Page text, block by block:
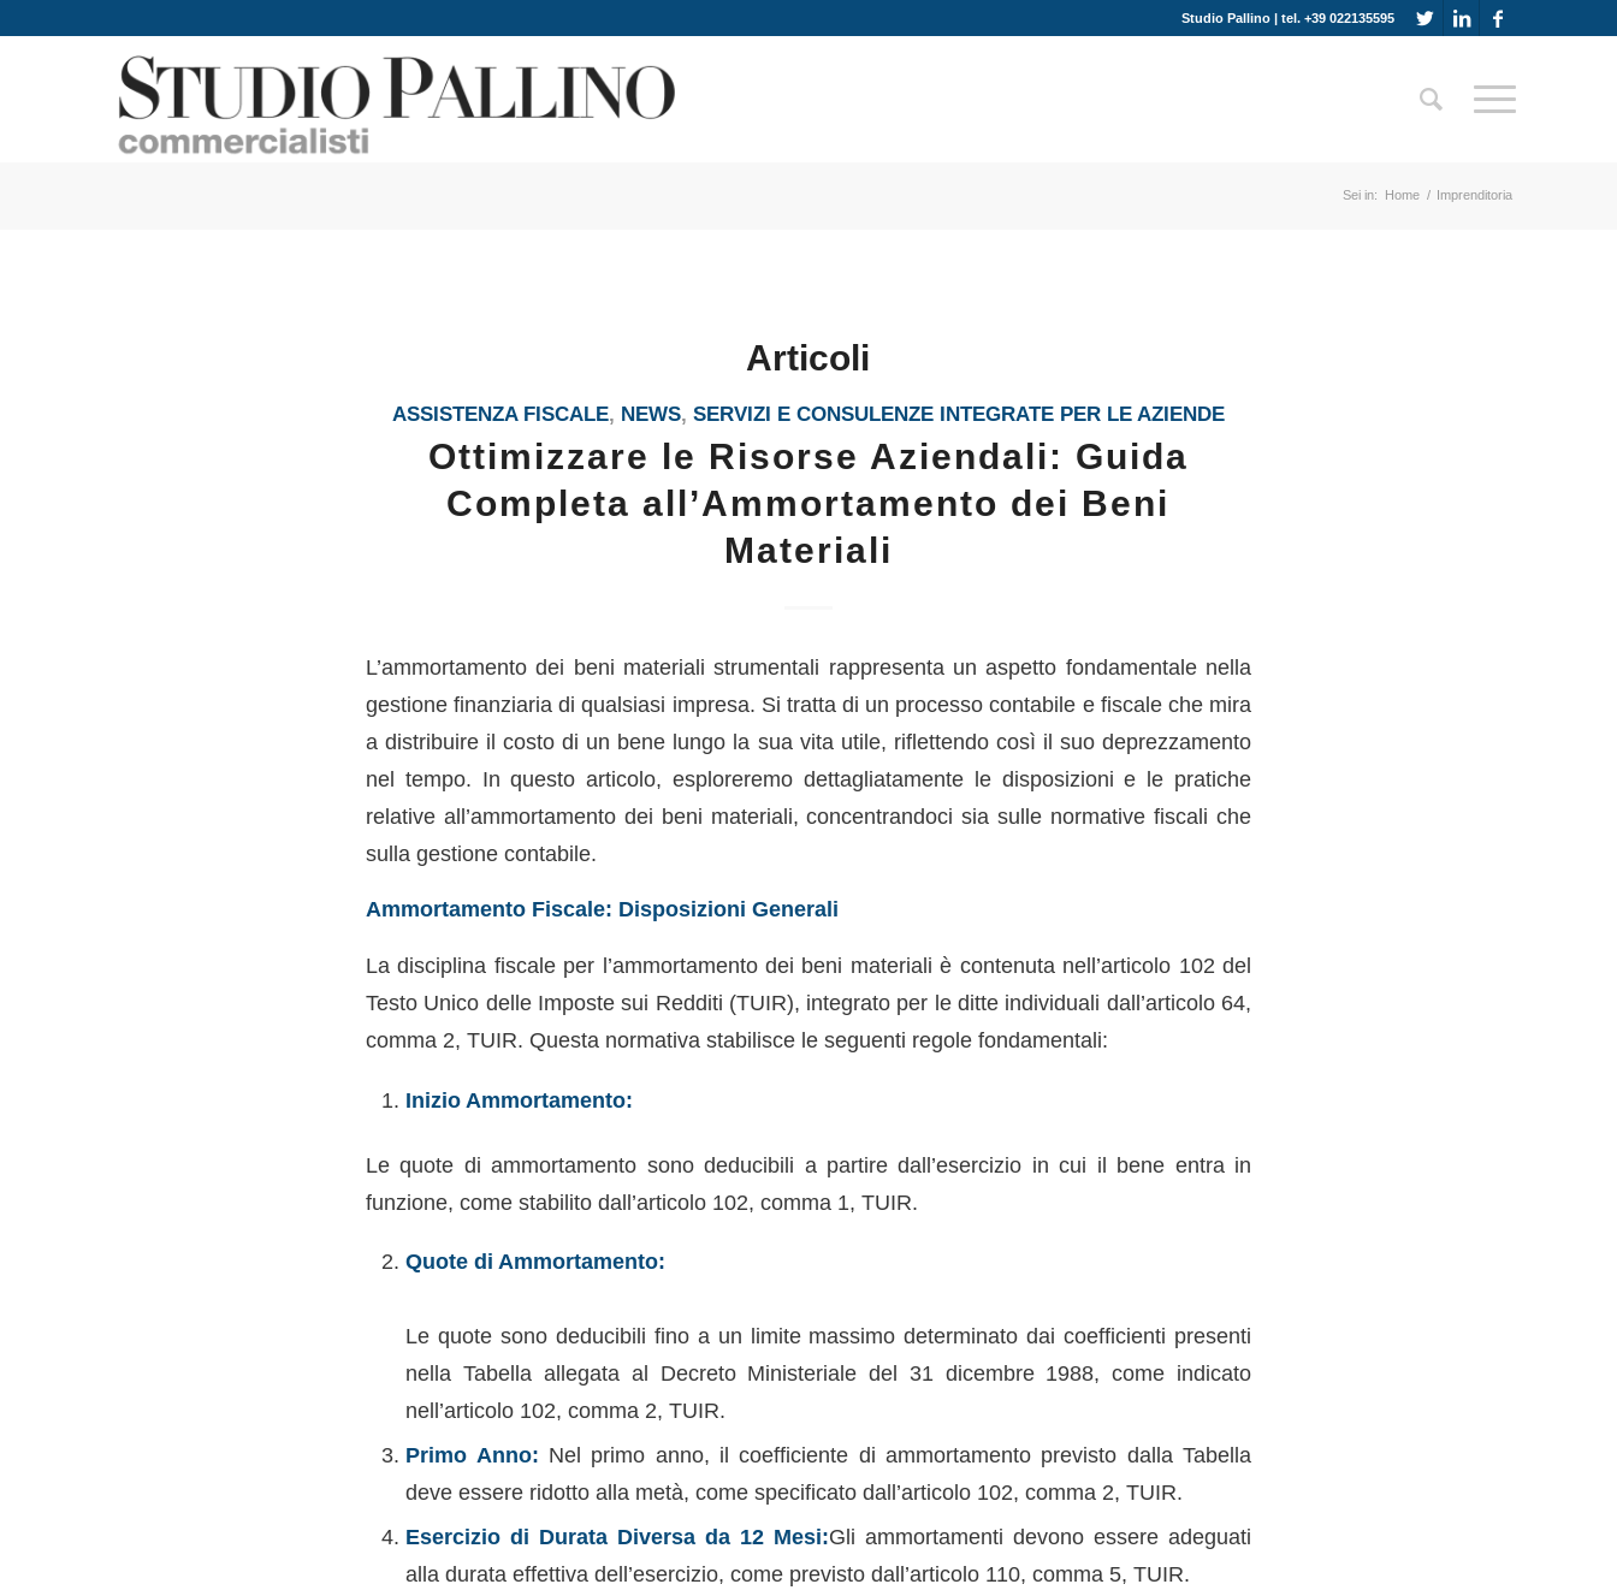
Studio Pallino | tel. +39 022135595
Sei in: Home / Imprenditoria
Articoli
ASSISTENZA FISCALE, NEWS, SERVIZI E CONSULENZE INTEGRATE PER LE AZIENDE
Ottimizzare le Risorse Aziendali: Guida
Completa all’Ammortamento dei Beni
Materiali
L’ammortamento dei beni materiali strumentali rappresenta un aspetto fondamentale nella
gestione finanziaria di qualsiasi impresa. Si tratta di un processo contabile e fiscale che mira
a distribuire il costo di un bene lungo la sua vita utile, riflettendo così il suo deprezzamento
nel tempo. In questo articolo, esploreremo dettagliatamente le disposizioni e le pratiche
relative all’ammortamento dei beni materiali, concentrandoci sia sulle normative fiscali che
sulla gestione contabile.
Ammortamento Fiscale: Disposizioni Generali
La disciplina fiscale per l’ammortamento dei beni materiali è contenuta nell’articolo 102 del
Testo Unico delle Imposte sui Redditi (TUIR), integrato per le ditte individuali dall’articolo 64,
comma 2, TUIR. Questa normativa stabilisce le seguenti regole fondamentali:
Inizio Ammortamento:
Le quote di ammortamento sono deducibili a partire dall’esercizio in cui il bene entra in
funzione, come stabilito dall’articolo 102, comma 1, TUIR.
Quote di Ammortamento:
Le quote sono deducibili fino a un limite massimo determinato dai coefficienti presenti
nella Tabella allegata al Decreto Ministeriale del 31 dicembre 1988, come indicato
nell’articolo 102, comma 2, TUIR.
Primo Anno: Nel primo anno, il coefficiente di ammortamento previsto dalla Tabella
deve essere ridotto alla metà, come specificato dall’articolo 102, comma 2, TUIR.
Esercizio di Durata Diversa da 12 Mesi:Gli ammortamenti devono essere adeguati
alla durata effettiva dell’esercizio, come previsto dall’articolo 110, comma 5, TUIR.